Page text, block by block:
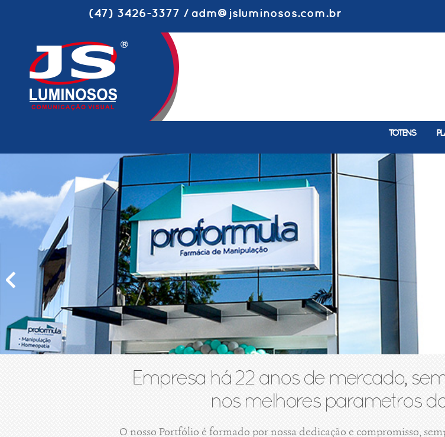
(47) 3426-3377 / adm@jsluminosos.com.br
TOTENS
Empresa há 22 anos de mercado,
nos melhores parametros
O nosso Portfólio é formado por nossa dedicação e compromisso,